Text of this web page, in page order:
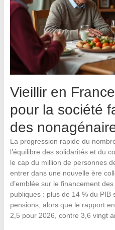
Vieillir en
pour la société
des
La progression rapide du
l’équilibre des solidarités et du
le cap du million de personnes
entrer dans une nouvelle ère
d’emblée sur le financement des
publiques : plus de 14 % du PIB
pensions, alors que le rapport
2,5 pour 2026, contre 3,6 vingt